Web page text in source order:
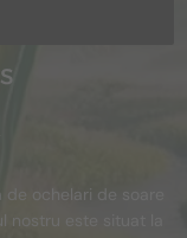
ochelari de soare
este situat la